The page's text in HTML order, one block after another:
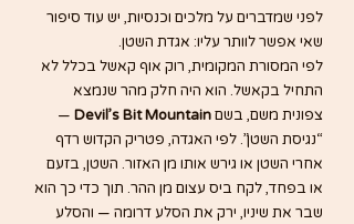
לפני שמדברים על מלכים וכנסיות, יש עוד סיפור
שאי אפשר לוותר עליו: אגדת השטן.
לפי המסורת המקומית, רוק אוף קאשל בכלל לא
התחיל בקאשל. הוא היה חלק מהר שנמצא
צפונית משם, בשם Devil’s Bit Mountain
—
“נגיסת השטן”. לפי האגדה, פטריק הקדוש רדף
אחרי השטן או גירש אותו מן האזור. השטן, בזעם
או בפחד, לקח ביס עצום מן ההר. תוך כדי כך הוא
שבר את שיניו, ירק את הסלע דרומה — והסלע